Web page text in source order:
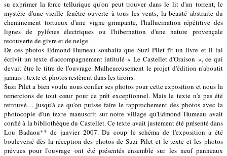
su exprimer la force tellurique qu'on peut trouver dans le lit d'un torrent, le
mystère d'une vieille fenêtre ouverte à tous les vents, la beauté abstraite du
cheminement tortueux d'une vigne grimpante, l'hallucination répétitive des
lignes de pylônes électriques ou l'hibernation d'une nature provençale
recouverte de givre et de neige.
De ces photos Edmond Humeau souhaita que Suzi Pilet fît un livre et il lui
écrivit un texte d'accompagnement intitulé « Le Castellet d'Oraison », ce qui
devait être le titre de l'ouvrage. Malheureusement le projet d'édition n'aboutit
jamais : texte et photos restèrent dans les tiroirs.
Suzi Pilet a bien voulu nous confier ses photos pour cette exposition et nous la
remercions de tout cœur pour ce prêt exceptionnel. Mais le texte n'a pas été
retrouvé… jusqu'à ce qu'on puisse faire le rapprochement des photos avec la
photocopie d'un texte manuscrit sur notre village qu'Edmond Humeau avait
confié à la bibliothèque du Castellet. Ce texte avait justement été présenté dans
Lou Badaou** de janvier 2007. Du coup le schéma de l'exposition a été
bouleversé dès la réception des photos de Suzi Pilet et le texte et les photos
prévues pour l'ouvrage ont été présentés ensemble sur les neuf panneaux